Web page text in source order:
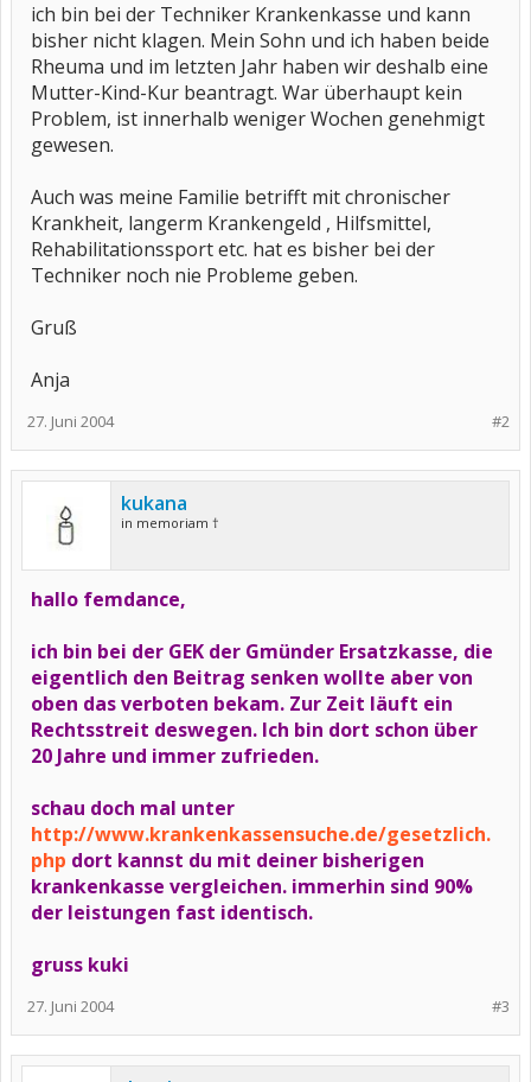
ich bin bei der Techniker Krankenkasse und kann
bisher nicht klagen. Mein Sohn und ich haben beide
Rheuma und im letzten Jahr haben wir deshalb eine
Mutter-Kind-Kur beantragt. War überhaupt kein
Problem, ist innerhalb weniger Wochen genehmigt
gewesen.
Auch was meine Familie betrifft mit chronischer
Krankheit, langerm Krankengeld , Hilfsmittel,
Rehabilitationssport etc. hat es bisher bei der
Techniker noch nie Probleme geben.
Gruß
Anja
#2
27. Juni 2004
kukana
in memoriam †
hallo femdance,
ich bin bei der GEK der Gmünder Ersatzkasse, die
eigentlich den Beitrag senken wollte aber von
oben das verboten bekam. Zur Zeit läuft ein
Rechtsstreit deswegen. Ich bin dort schon über
20 Jahre und immer zufrieden.
schau doch mal unter
http://www.krankenkassensuche.de/gesetzlich.
php dort kannst du mit deiner bisherigen
krankenkasse vergleichen. immerhin sind 90%
der leistungen fast identisch.
gruss kuki
#3
27. Juni 2004